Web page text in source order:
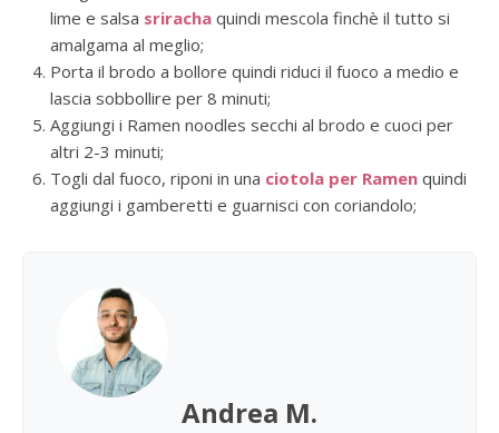
lime e salsa sriracha quindi mescola finchè il tutto si
amalgama al meglio;
Porta il brodo a bollore quindi riduci il fuoco a medio e
lascia sobbollire per 8 minuti;
Aggiungi i Ramen noodles secchi al brodo e cuoci per
altri 2-3 minuti;
Togli dal fuoco, riponi in una ciotola per Ramen quindi
aggiungi i gamberetti e guarnisci con coriandolo;
Andrea M.